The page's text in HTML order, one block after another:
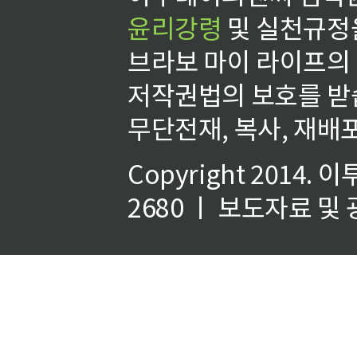
윤리강령 및 실천규
브라보 마이 라이프
저작권법의 보호를
무단전재, 복사, 재배
Copyright 2014. 이
2680 ㅣ 보도자료